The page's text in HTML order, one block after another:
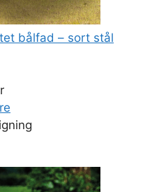
bålfad – sort stål